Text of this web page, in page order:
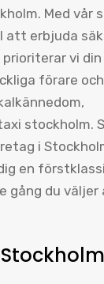
Med vår
att erbjuda
prioriterar vi
förare och
stockholm.
i
en
gång du